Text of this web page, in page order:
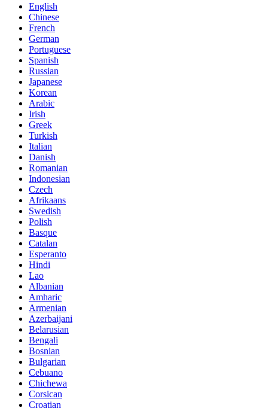
English
Chinese
French
German
Portuguese
Spanish
Russian
Japanese
Korean
Arabic
Irish
Greek
Turkish
Italian
Danish
Romanian
Indonesian
Czech
Afrikaans
Swedish
Polish
Basque
Catalan
Esperanto
Hindi
Lao
Albanian
Amharic
Armenian
Azerbaijani
Belarusian
Bengali
Bosnian
Bulgarian
Cebuano
Chichewa
Corsican
Croatian